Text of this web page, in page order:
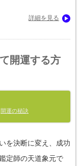
詳細を見る
開運する方
開運の秘訣
を決断に変え、成功
定師の天道象元で